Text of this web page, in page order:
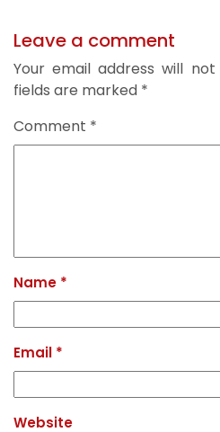
Leave a comment
Your email address will
fields are marked *
Comment *
Name *
Email *
Website